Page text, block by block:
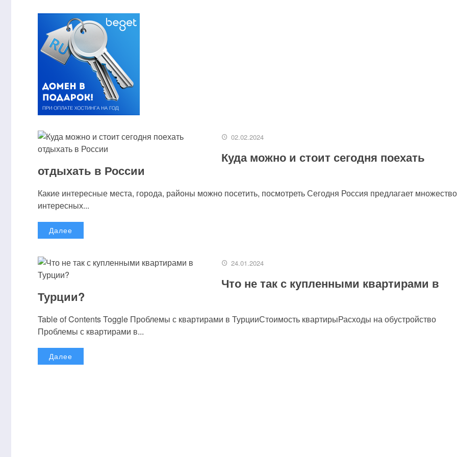
02.02.2024
Куда можно и стоит сегодня поехать
отдыхать в России
Какие интересные места, города, районы можно посетить, посмотреть Сегодня Россия предлагает множество
интересных...
Далее
24.01.2024
Что не так с купленными квартирами в
Турции?
Table of Contents Toggle Проблемы с квартирами в ТурцииСтоимость квартирыРасходы на обустройство
Проблемы с квартирами в...
Далее